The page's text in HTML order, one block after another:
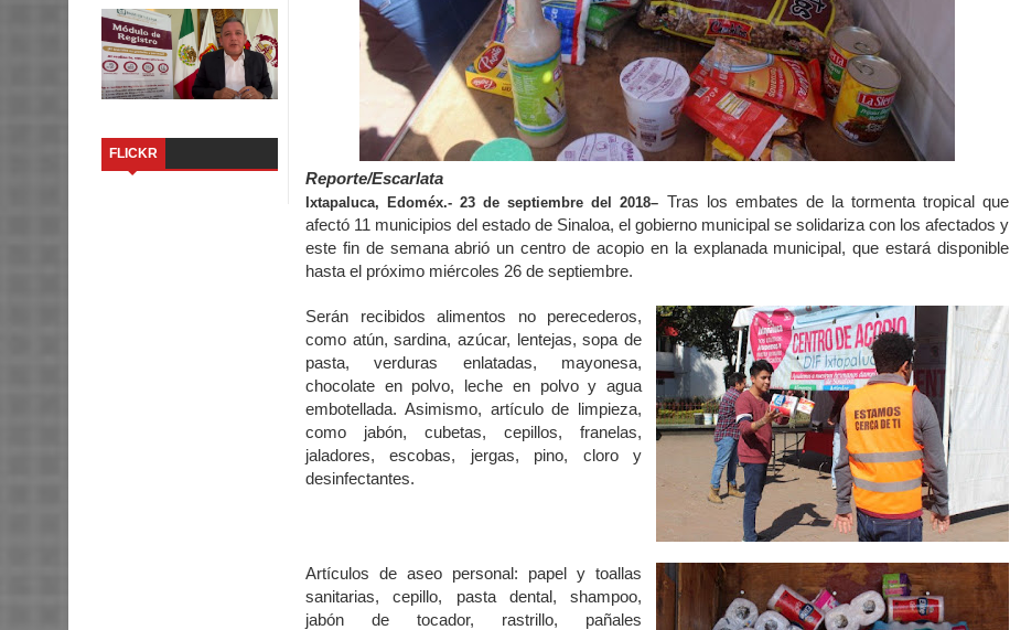
FLICKR
Reporte/Escarlata
Ixtapaluca, Edoméx.- 23 de septiembre del 2018– Tras los embates de la tormenta tropical que
afectó 11 municipios del estado de Sinaloa, el gobierno municipal se solidariza con los afectados y
este fin de semana abrió un centro de acopio en la explanada municipal, que estará disponible
hasta el próximo miércoles 26 de septiembre.
Serán recibidos alimentos no perecederos,
como atún, sardina, azúcar, lentejas, sopa de
pasta, verduras enlatadas, mayonesa,
chocolate en polvo, leche en polvo y agua
embotellada. Asimismo, artículo de limpieza,
como jabón, cubetas, cepillos, franelas,
jaladores, escobas, jergas, pino, cloro y
desinfectantes.
Artículos de aseo personal: papel y toallas
sanitarias, cepillo, pasta dental, shampoo,
jabón de tocador, rastrillo, pañales